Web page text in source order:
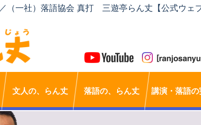
（一社）落語協会 真打 三遊亭らん丈【公式ウェブ
文人の、らん丈 落語の、らん丈 講演・落語の